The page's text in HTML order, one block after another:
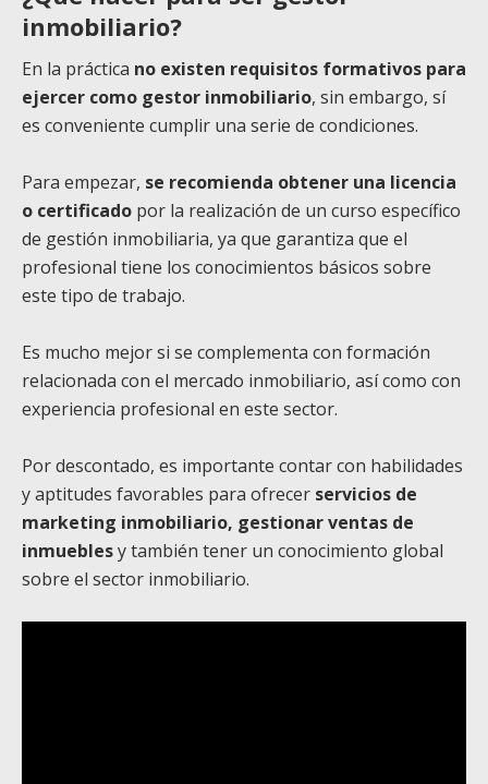
inmobiliario?
En la práctica no existen requisitos formativos para
ejercer como gestor inmobiliario, sin embargo, sí
es conveniente cumplir una serie de condiciones.
Para empezar, se recomienda obtener una licencia
o certificado por la realización de un curso específico
de gestión inmobiliaria, ya que garantiza que el
profesional tiene los conocimientos básicos sobre
este tipo de trabajo.
Es mucho mejor si se complementa con formación
relacionada con el mercado inmobiliario, así como con
experiencia profesional en este sector.
Por descontado, es importante contar con habilidades
y aptitudes favorables para ofrecer servicios de
marketing inmobiliario, gestionar ventas de
inmueblesy también tener un conocimiento global
sobre el sector inmobiliario.